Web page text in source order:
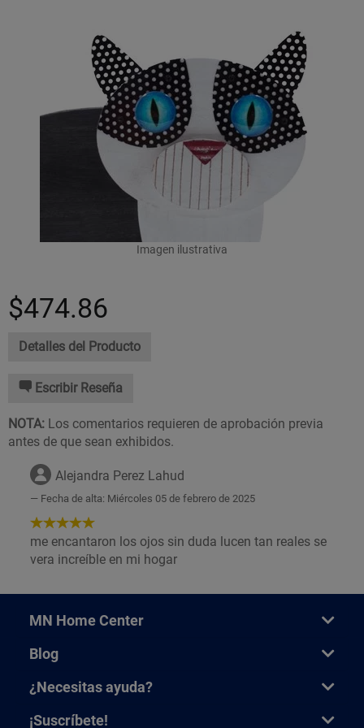
Imagen ilustrativa
$474.86
Detalles del Producto
Escribir Reseña
NOTA: Los comentarios requieren de aprobación previa
antes de que sean exhibidos.
Alejandra Perez Lahud
Fecha de alta: Miércoles 05 de febrero de 2025
5
de
5
me encantaron los ojos sin duda lucen tan reales se
vera increíble en mi hogar
MN Home Center
Blog
¿Necesitas ayuda?
¡Suscríbete!